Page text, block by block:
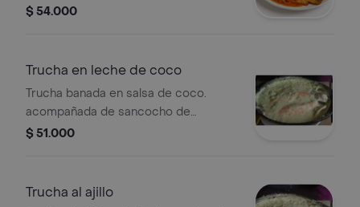
acompañada de sancocho de
$ 54.000
Trucha en leche de coco
Trucha banada en salsa de coco.
acompañada de sancocho de
pescado arroz blanco o arroz con
$ 51.000
Trucha al ajillo